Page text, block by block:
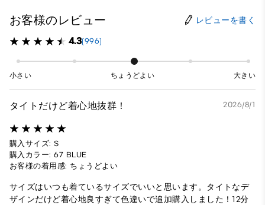
お客様のレビュー レビューを書く
4.3(996)
小さい ちょうどよい 大きい
タイトだけど着心地抜群！ 2026/8/1
購入サイズ: S
購入カラー: 67 BLUE
お客様の着用感: ちょうどよい
サイズはいつも着ているサイズでいいと思います。タイトなデ
ザインだけど着心地良すぎて色違いで追加購入しました！12分